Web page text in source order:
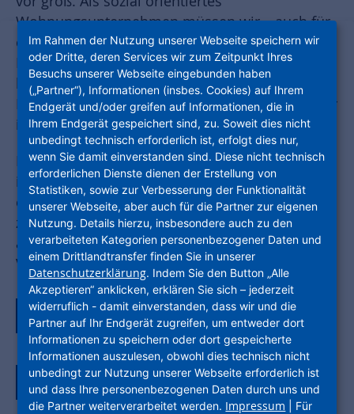
Wohnungsunternehmen müssen wir – auch für
eine klimaneutrale Entwicklung – in unsere
Bestände investieren, und gleichzeitig
bezahlbaren Wohnraum bieten.
Herausforderungen, für die rund 900 Mitarbeiter
ihr Bestes geben – jeden Tag.
Für das Berichtsjahr 2025 hat die NHW erneut
ihren Geschäfts- und Nachhaltigkeitsbericht in
einem digitalen integrierten Bericht
zusammengefasst. Es erwarten Sie
ansprechende Grafiken und interessante
Videos.
Zum Berichtsjahr 2025
Zum Berichtsarchiv
Im Rahmen der Nutzung unserer Webseite speichern wir
oder Dritte, deren Services wir zum Zeitpunkt Ihres
Besuchs unserer Webseite eingebunden haben
(„Partner“), Informationen (insbes. Cookies) auf Ihrem
Endgerät und/oder greifen auf Informationen, die in
Ihrem Endgerät gespeichert sind, zu. Soweit dies nicht
unbedingt technisch erforderlich ist, erfolgt dies nur,
wenn Sie damit einverstanden sind. Diese nicht technisch
erforderlichen Dienste dienen der Erstellung von
Statistiken, sowie zur Verbesserung der Funktionalität
unserer Webseite, aber auch für die Partner zur eigenen
Nutzung. Details hierzu, insbesondere auch zu den
verarbeiteten Kategorien personenbezogener Daten und
einem Drittlandtransfer finden Sie in unserer
Datenschutzerklärung. Indem Sie den Button „Alle
Akzeptieren“ anklicken, erklären Sie sich – jederzeit
widerruflich - damit einverstanden, dass wir und die
Partner auf Ihr Endgerät zugreifen, um entweder dort
Informationen zu speichern oder dort gespeicherte
Informationen auszulesen, obwohl dies technisch nicht
unbedingt zur Nutzung unserer Webseite erforderlich ist
und dass Ihre personenbezogenen Daten durch uns und
die Partner weiterverarbeitet werden. Impressum | Für